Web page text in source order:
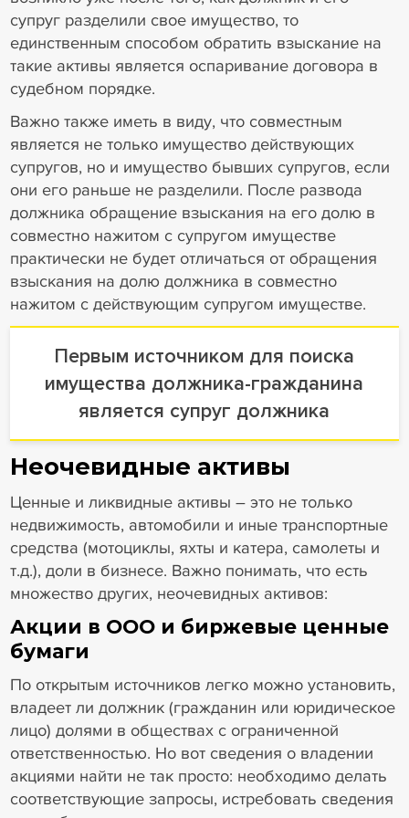
супруг разделили свое имущество, то
единственным способом обратить взыскание на
такие активы является оспаривание договора в
судебном порядке.
Важно также иметь в виду, что совместным
является не только имущество действующих
супругов, но и имущество бывших супругов, если
они его раньше не разделили. После развода
должника обращение взыскания на его долю в
совместно нажитом с супругом имуществе
практически не будет отличаться от обращения
взыскания на долю должника в совместно
нажитом с действующим супругом имуществе.
Первым источником для поиска
имущества должника-гражданина
является супруг должника
Неочевидные активы
Ценные и ликвидные активы – это не только
недвижимость, автомобили и иные транспортные
средства (мотоциклы, яхты и катера, самолеты и
т.д.), доли в бизнесе. Важно понимать, что есть
множество других, неочевидных активов:
Акции в ООО и биржевые ценные
бумаги
По открытым источников легко можно установить,
владеет ли должник (гражданин или юридическое
лицо) долями в обществах с ограниченной
ответственностью. Но вот сведения о владении
акциями найти не так просто: необходимо делать
соответствующие запросы, истребовать сведения